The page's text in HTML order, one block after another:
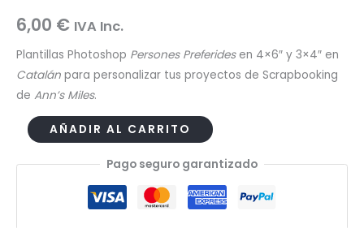
6,00 € IVA Inc.
Plantillas Photoshop Persones Preferidesen 4×6″ y 3×4″ en
Catalán para personalizar tus proyectos de Scrapbooking
de Ann’s Miles.
Plantillas
Photoshop
Persones
AÑADIR AL CARRITO
Pago seguro garantizado